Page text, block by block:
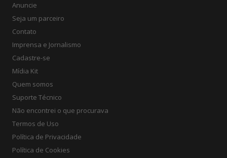
Anuncie
Seja um parceiro
Contato
Imprensa e Jornalismo
Cadastre-se
Mídia Kit
Quem somos
Suporte Técnico
Não encontrei o que procurava
Termos de Uso
Política de Privacidade
Política de Cookies